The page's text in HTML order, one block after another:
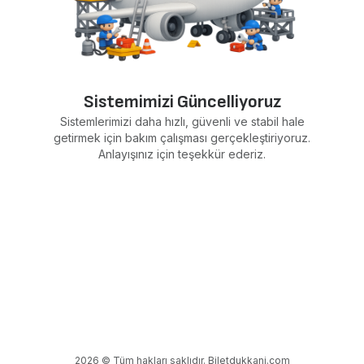
Sistemimizi Güncelliyoruz
Sistemlerimizi daha hızlı, güvenli ve stabil hale
getirmek için bakım çalışması gerçekleştiriyoruz.
Anlayışınız için teşekkür ederiz.
2026 © Tüm hakları saklıdır. Biletdukkani.com